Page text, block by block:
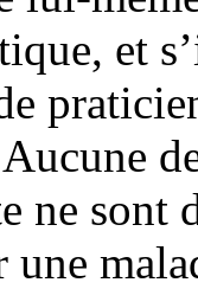
et
ne sont
une